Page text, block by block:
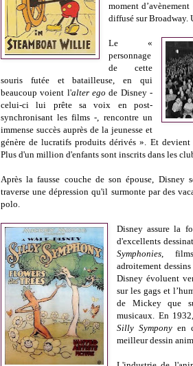
moment
diffusé sur Broadway.
Le «
personnage
de cette
souris futée et batailleuse, en qui
beaucoup voient l'alter ego de Disney -
celui-ci lui prête sa voix en post-
synchronisant les films -, rencontre un
immense succès auprès de la jeunesse et
génère de lucratifs produits dérivés ». Et
Plus d'un million d'enfants sont inscrits dans les
Après la fausse couche de son épouse, Disney
traverse une dépression qu'il surmonte par des
polo.
Disney assure la
d'excellents
Symphonies, films
adroitement
Disney évoluent
sur les gags et
de Mickey que
musicaux. En 1932,
Silly Sympony en
meilleur dessin